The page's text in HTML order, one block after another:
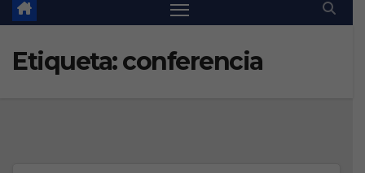
Etiqueta:conferencia